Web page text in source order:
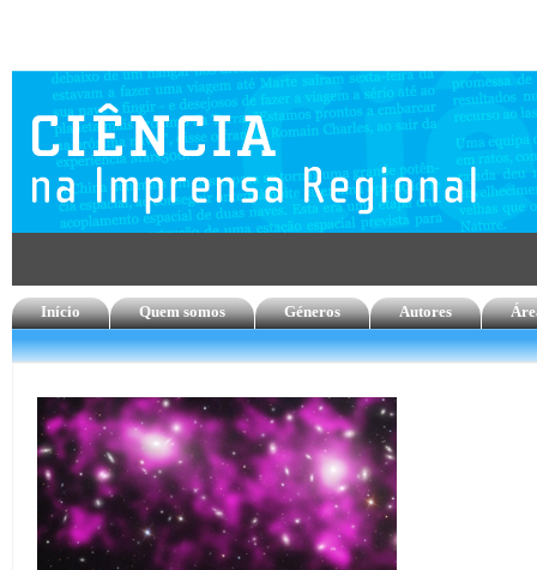
Início Quem somos Géneros Autores